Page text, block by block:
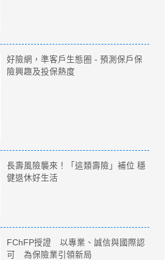
好險網，準客戶生態圈 - 預測保戶保
險興趣及投保熱度
長壽風險襲來！「這類壽險」補位 穩
健退休好生活
FChFP授證 以專業、誠信與國際認
可 為保險業引領新局